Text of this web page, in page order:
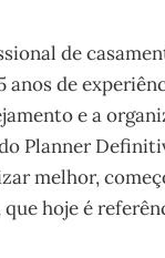
de
anos de
e a
Planner
melhor,
hoje é